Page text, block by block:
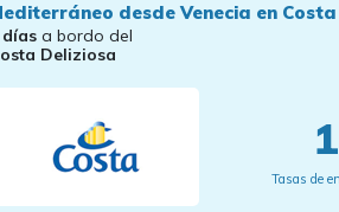
desde Venecia en
a bordo del
Deliziosa
Tasas de